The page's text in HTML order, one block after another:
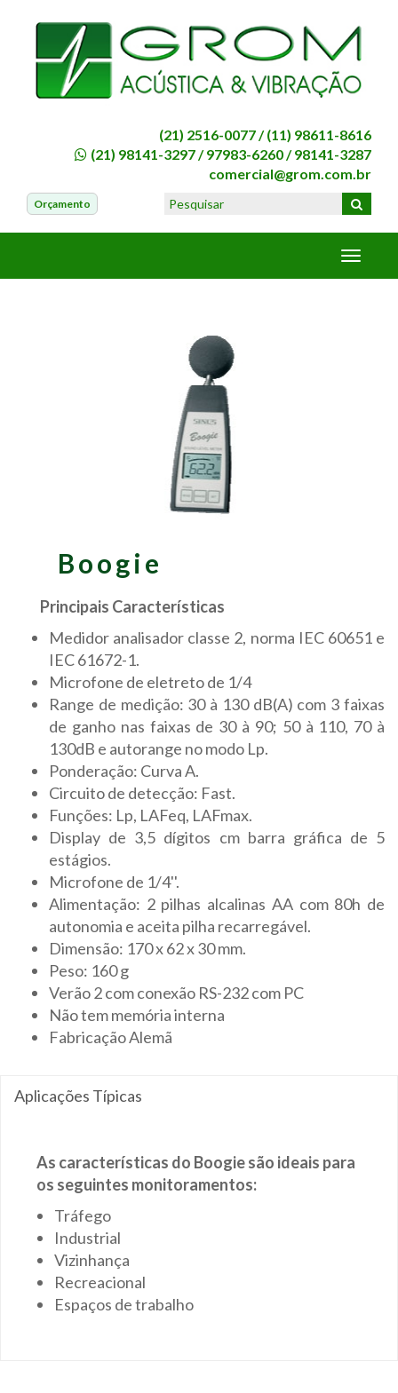
(21) 2516-0077 /(11) 98611-8616
(21) 98141-3297 /97983-6260 /98141-3287
comercial@grom.com.br
Orçamento
Boogie
Principais Características
Medidor analisador classe 2, norma IEC 60651 e
IEC 61672-1.
Microfone de eletreto de 1/4
Range de medição: 30 à 130 dB(A) com 3 faixas
de ganho nas faixas de 30 à 90; 50 à 110, 70 à
130dB e autorange no modo Lp.
Ponderação: Curva A.
Circuito de detecção: Fast.
Funções: Lp, LAFeq, LAFmax.
Display de 3,5 dígitos cm barra gráfica de 5
estágios.
Microfone de 1/4''.
Alimentação: 2 pilhas alcalinas AA com 80h de
autonomia e aceita pilha recarregável.
Dimensão: 170 x 62 x 30 mm.
Peso: 160 g
Verão 2 com conexão RS-232 com PC
Não tem memória interna
Fabricação Alemã
Aplicações Típicas
As características do Boogie são ideais para
os seguintes monitoramentos:
Tráfego
Industrial
Vizinhança
Recreacional
Espaços de trabalho